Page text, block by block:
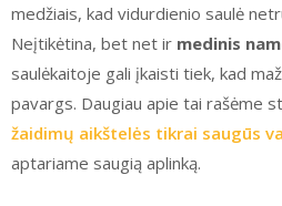
medžiais, kad vidurdienio saulė
Neįtikėtina, bet net ir medinis
saulėkaitoje gali įkaisti tiek, kad
pavargs. Daugiau apie tai rašėme
žaidimų aikštelės tikrai saugūs
aptariame saugią aplinką.